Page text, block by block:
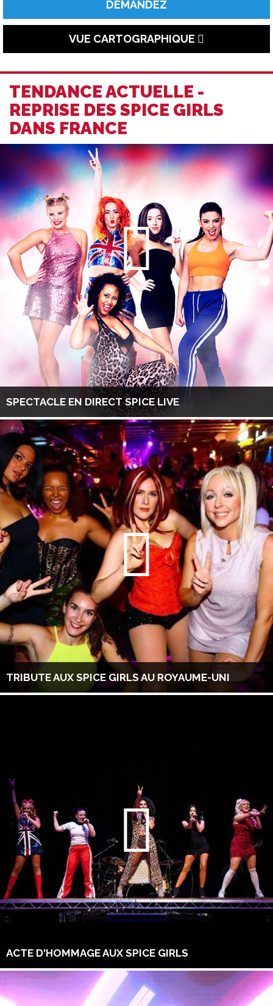
DEMANDEZ
VUE CARTOGRAPHIQUE
TENDANCE ACTUELLE -
REPRISE DES SPICE GIRLS
DANS FRANCE
SPECTACLE EN DIRECT SPICE LIVE
TRIBUTE AUX SPICE GIRLS AU ROYAUME-UNI
ACTE D'HOMMAGE AUX SPICE GIRLS